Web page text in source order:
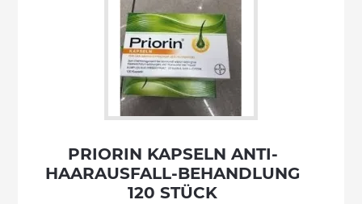
PRIORIN KAPSELN ANTI-
HAARAUSFALL-BEHANDLUNG
120 STÜCK